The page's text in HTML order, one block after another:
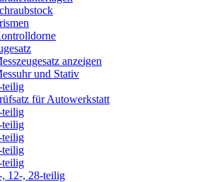
anzeigen
und Stativ
teilig
für Autowerkstatt
teilig
teilig
teilig
teilig
teilig
, 12-, 28-teilig